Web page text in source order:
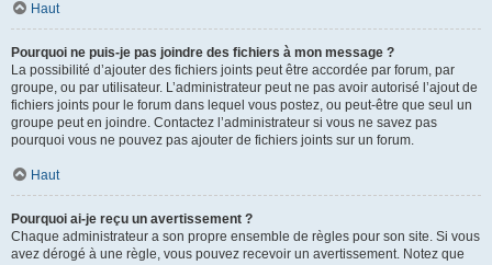
Haut
Pourquoi ne puis-je pas joindre des fichiers à mon message ?
La possibilité d’ajouter des fichiers joints peut être accordée par forum, par
groupe, ou par utilisateur. L’administrateur peut ne pas avoir autorisé l’ajout de
fichiers joints pour le forum dans lequel vous postez, ou peut-être que seul un
groupe peut en joindre. Contactez l’administrateur si vous ne savez pas
pourquoi vous ne pouvez pas ajouter de fichiers joints sur un forum.
Haut
Pourquoi ai-je reçu un avertissement ?
Chaque administrateur a son propre ensemble de règles pour son site. Si vous
avez dérogé à une règle, vous pouvez recevoir un avertissement. Notez que